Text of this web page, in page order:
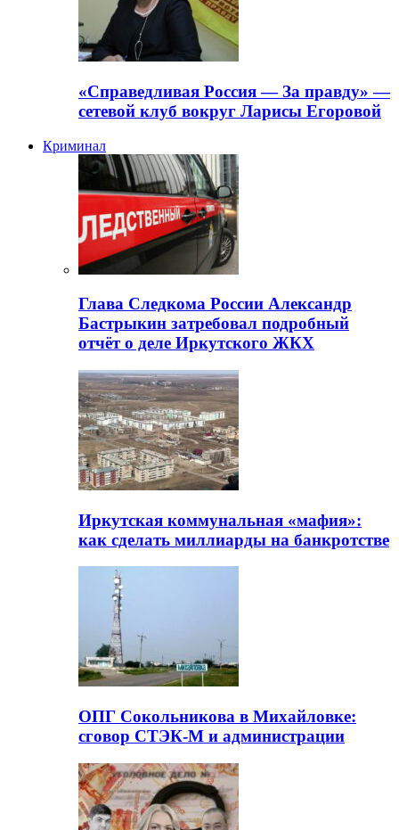
«Справедливая Россия — За правду» —
сетевой клуб вокруг Ларисы Егоровой
Криминал
Глава Следкома России Александр
Бастрыкин затребовал подробный
отчёт о деле Иркутского ЖКХ
Иркутская коммунальная «мафия»:
как сделать миллиарды на банкротстве
ОПГ Сокольникова в Михайловке:
сговор СТЭК-М и администрации